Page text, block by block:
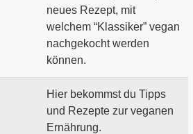
neues Rezept, mit
welchem “Klassiker” vegan
nachgekocht werden
können.
Hier bekommst du Tipps
und Rezepte zur veganen
Ernährung.